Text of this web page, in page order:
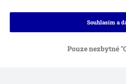
Způsoby platby
Dobírka
Pouze nezbytné
Souhlasím a